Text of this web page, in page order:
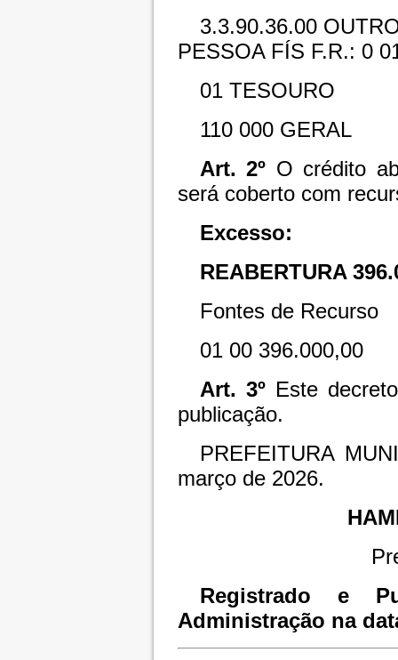
3.3.90.36.00
PESSOA FÍS F.R.: 0
01 TESOURO
110 000 GERAL
Art. 2º O crédito
será coberto com
Excesso:
REABERTURA
Fontes de Recurso
01 00 396.000,00
Art. 3ºEste
publicação.
PREFEITURA
março de 2026.
Registrado e
Administração na